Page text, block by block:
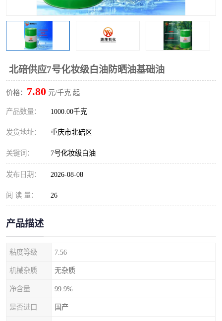
北碚供应7号化妆级白油防晒油基础油
价格： 7.80 元/千克 起
产品数量： 1000.00千克
发货地址： 重庆市北碚区
关键词： 7号化妆级白油
发布日期： 2026-08-08
阅 读 量： 26
产品描述
粘度等级 7.56
机械杂质 无杂质
净含量 99.9%
是否进口 国产